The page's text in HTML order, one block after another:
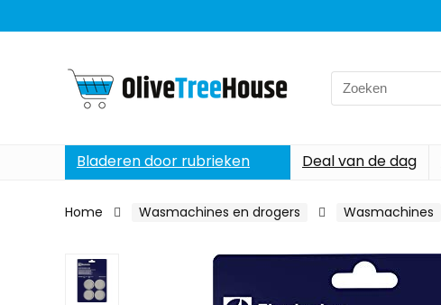
Search
for:
Bladeren door rubrieken Deal van de dag
Home Wasmachines en drogers Wasmachines